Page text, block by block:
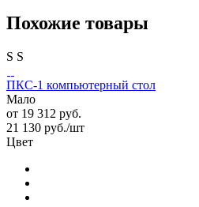
Похожие товары
S S
ПКС-1 компьютерный стол
Мало
от 19 312 руб.
21 130 руб./шт
Цвет